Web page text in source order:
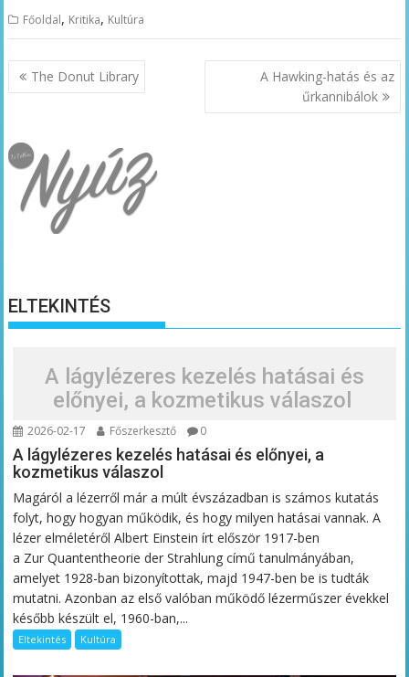
Főoldal, Kritika, Kultúra
Bejegyzés
navigáció
The Donut Library
A Hawking-hatás és az
űrkannibálok
ELTEKINTÉS
A lágylézeres kezelés hatásai és
előnyei, a kozmetikus válaszol
2026-02-17 Főszerkesztő 0
A lágylézeres kezelés hatásai és előnyei, a
kozmetikus válaszol
Magáról a lézerről már a múlt évszázadban is számos kutatás
folyt, hogy hogyan működik, és hogy milyen hatásai vannak. A
lézer elméletéről Albert Einstein írt először 1917-ben
a Zur Quantentheorie der Strahlung című tanulmányában,
amelyet 1928-ban bizonyítottak, majd 1947-ben be is tudták
mutatni. Azonban az első valóban működő lézerműszer évekkel
később készült el, 1960-ban,...
Eltekintés Kultúra